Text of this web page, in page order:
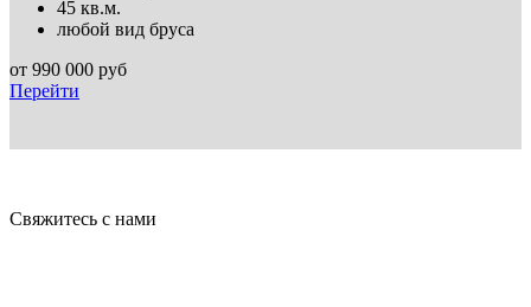
45 кв.м.
любой вид бруса
от 990 000 руб
Перейти
Свяжитесь с нами